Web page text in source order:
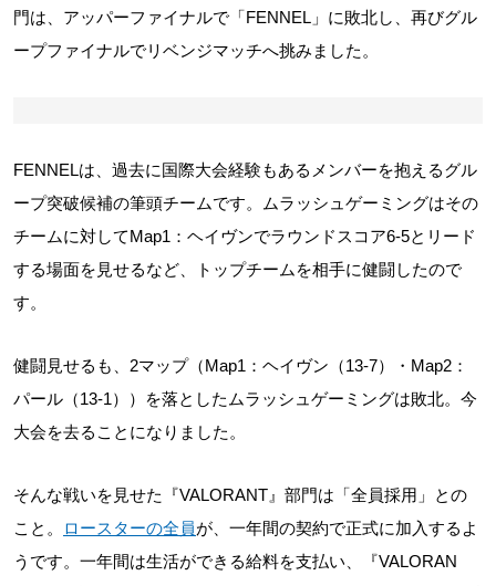
門は、アッパーファイナルで「FENNEL」に敗北し、再びグル
ープファイナルでリベンジマッチへ挑みました。
FENNELは、過去に国際大会経験もあるメンバーを抱えるグル
ープ突破候補の筆頭チームです。ムラッシュゲーミングはその
チームに対してMap1：ヘイヴンでラウンドスコア6-5とリード
する場面を見せるなど、トップチームを相手に健闘したので
す。
健闘見せるも、2マップ（Map1：ヘイヴン（13-7）・Map2：
パール（13-1））を落としたムラッシュゲーミングは敗北。今
大会を去ることになりました。
そんな戦いを見せた『VALORANT』部門は「全員採用」との
こと。
ロースターの全員が、一年間の契約で正式に加入するよ
うです。一年間は生活ができる給料を支払い、『VALORAN